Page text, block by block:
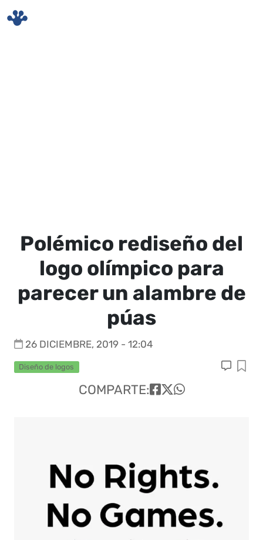
Polémico rediseño del
logo olímpico para
parecer un alambre de
púas
26 DICIEMBRE, 2019 - 12:04
Diseño de logos
COMPARTE: